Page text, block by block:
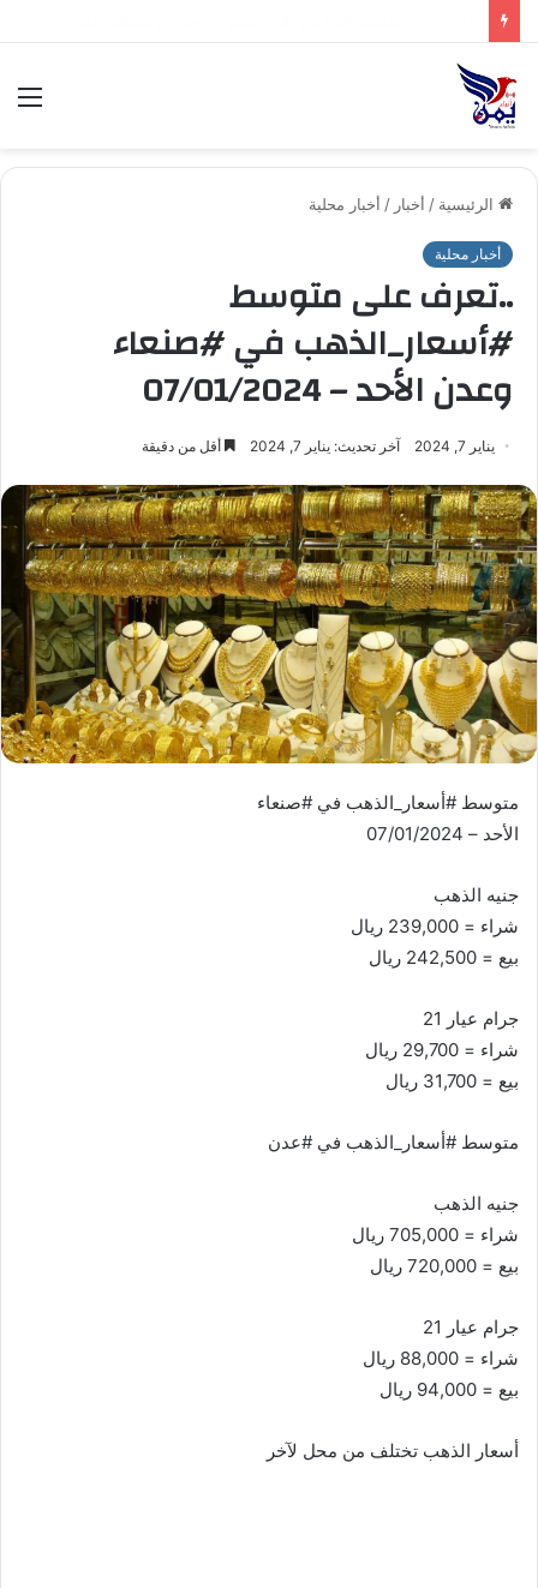
الرئيسية / أخبار / أخبار محلية
أخبار محلية
..تعرف على متوسط
#أسعار_الذهب في #صنعاء
وعدن الأحد – 07/01/2024
يناير 7, 2024 آخر تحديث: يناير 7, 2024 أقل من دقيقة
متوسط #أسعار_الذهب في #صنعاء
الأحد – 07/01/2024
جنيه الذهب
شراء = 239,000 ريال
بيع = 242,500 ريال
جرام عيار 21
شراء = 29,700 ريال
بيع = 31,700 ريال
متوسط #أسعار_الذهب في #عدن
جنيه الذهب
شراء = 705,000 ريال
بيع = 720,000 ريال
جرام عيار 21
شراء = 88,000 ريال
بيع = 94,000 ريال
أسعار الذهب تختلف من محل لآخر